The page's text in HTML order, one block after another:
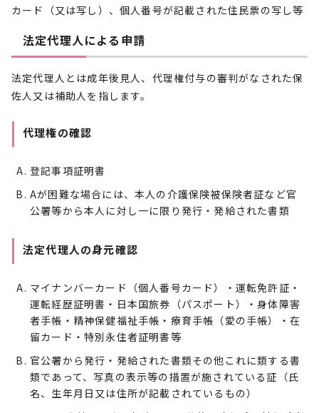
カード（又は写し）、個人番号が記載された住民票の写し等
法定代理人による申請
法定代理人とは成年後見人、代理権付与の審判がなされた保
佐人又は補助人を指します。
代理権の確認
登記事項証明書
Aが困難な場合には、本人の介護保険被保険者証など官
公署等から本人に対し一に限り発行・発給された書類
法定代理人の身元確認
マイナンバーカード（個人番号カード）・運転免許証・
運転経歴証明書・日本国旅券（パスポート）・身体障害
者手帳・精神保健福祉手帳・療育手帳（愛の手帳）・在
留カード・特別永住者証明書等
官公署から発行・発給された書類その他これに類する書
類であって、写真の表示等の措置が施されている証（氏
名、生年月日又は住所が記載されているもの）